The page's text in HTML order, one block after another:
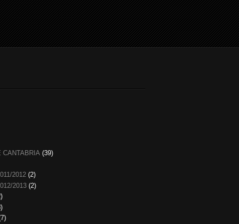
CANTABRIA (39)
2012 (2)
2013 (2)